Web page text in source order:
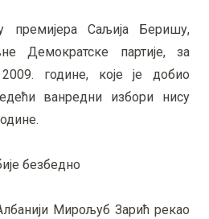
премијера Саљија Беришу,
Демократске партије, за
године, које је добио
ванредни избори нису
безбедно
Мирољуб Зарић рекао